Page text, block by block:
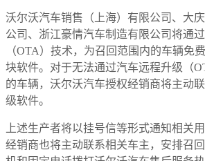
沃尔沃汽车销售（上海）有限公司、大
公司、浙江豪情汽车制造有限公司将通
（OTA）技术，为召回范围内的车辆免
块软件。对于无法通过汽车远程升级（
的车辆，沃尔沃汽车授权经销商将主动
级软件。
上述生产者将以挂号信等形式通知相关
经销商也将主动联系相关车主，安排召